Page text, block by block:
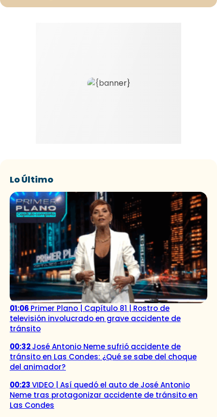
Lo Último
01:06 Primer Plano | Capítulo 81 | Rostro de
televisión involucrado en grave accidente de
tránsito
00:32José Antonio Neme sufrió accidente de
tránsito en Las Condes: ¿Qué se sabe del choque
del animador?
00:23VIDEO | Así quedó el auto de José Antonio
Neme tras protagonizar accidente de tránsito en
Las Condes